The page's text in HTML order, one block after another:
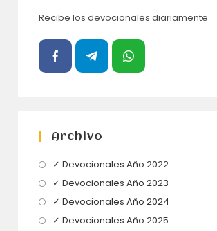
Recibe los devocionales diariamente
Archivo
✓ Devocionales Año 2022Se
✓ Devocionales Año 2023
abre
✓ Devocionales Año 2024
✓ Devocionales Año 2025